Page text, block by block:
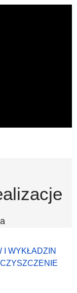
I WYKŁADZIN